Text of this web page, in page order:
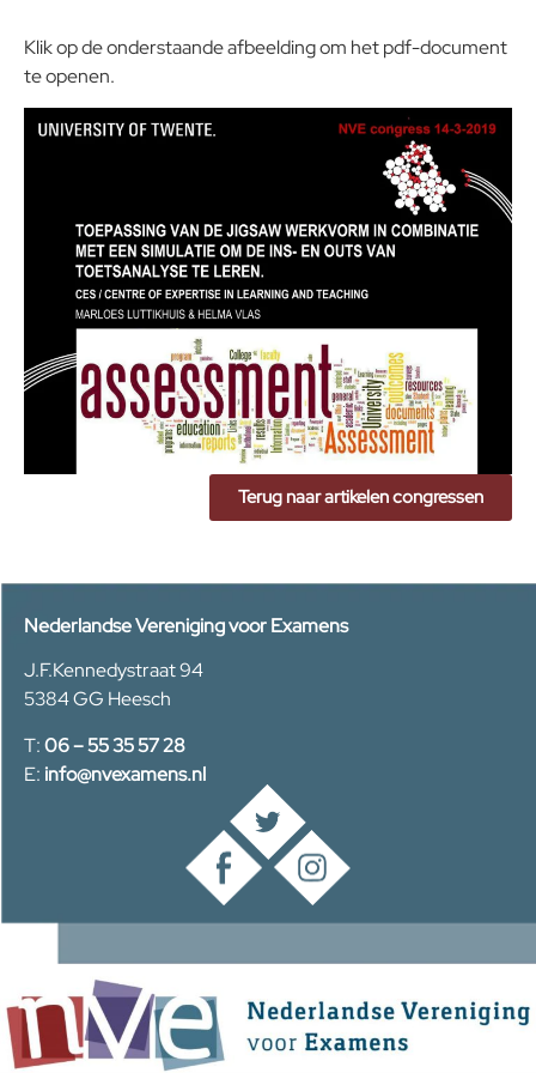
Klik op de onderstaande afbeelding om het pdf-document
te openen.
Terug naar artikelen congressen
Nederlandse Vereniging voor Examens
J.F.Kennedystraat 94
5384 GG Heesch
T:06 – 55 35 57 28
E:info@nvexamens.nl